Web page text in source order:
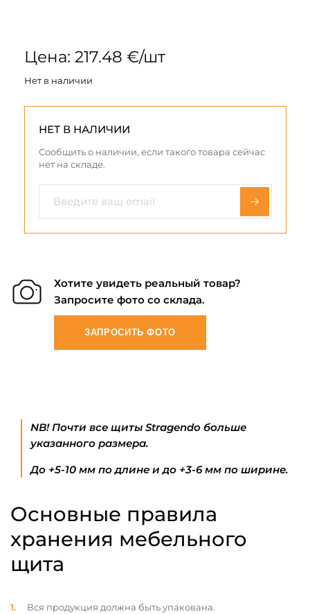
Цена: 217.48 €/шт
Нет в наличии
НЕТ В НАЛИЧИИ
Сообщить о наличии, если такого товара сейчас
нет на складе.
Хотите увидеть реальный товар?
Запросите фото со склада.
ЗАПРОСИТЬ ФОТО
NB! Почти все щиты Stragendo больше
указанного размера.
До +5-10 мм по длине и до +3-6 мм по ширине.
Основные правила
хранения мебельного
щита
Вся продукция должна быть упакована.